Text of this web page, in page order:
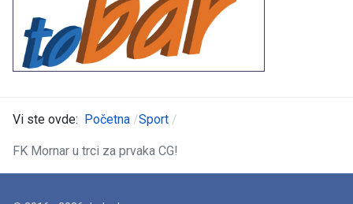
Vi ste ovde: Početna Sport
FK Mornar u trci za prvaka CG!